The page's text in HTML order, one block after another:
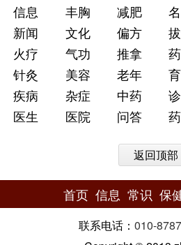
信息
丰胸 减肥
新闻
文化 偏方
火疗
气功 推拿
针灸
美容 老年
疾病
杂症 中药
医生
医院 问答
返回顶部
首页 信息 常识 保
联系电话： 010-